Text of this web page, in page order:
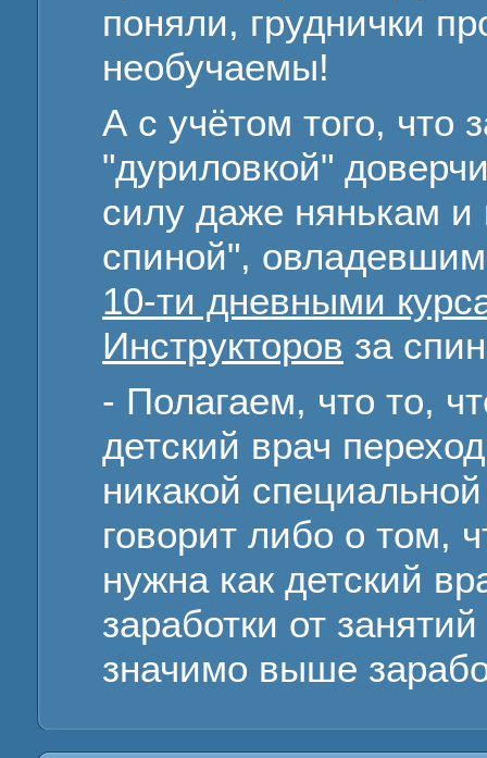
поняли, груднички
необучаемы!
А с учётом того, что
"дуриловкой"
силу даже нянькам и
спиной",
10-ти дневными
Инструкторов за
- Полагаем, что то,
детский врач
никакой
говорит либо о том,
нужна как детский
заработки от
значимо выше